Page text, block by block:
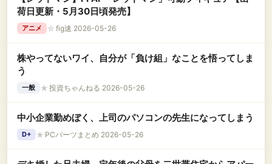
荷日更新・5月30日頃発売】
アニメ ☆ fig速 2026-05-26
株やってないワイ、自分が「負け組」なことを悟ってしま
う
一般 ★ 投資ちゃんねる 2026-05-26
中小企業勤めぼく、上司のパソコンの先生になってしまう
D+ ★ PCパーツまとめ 2026-05-26